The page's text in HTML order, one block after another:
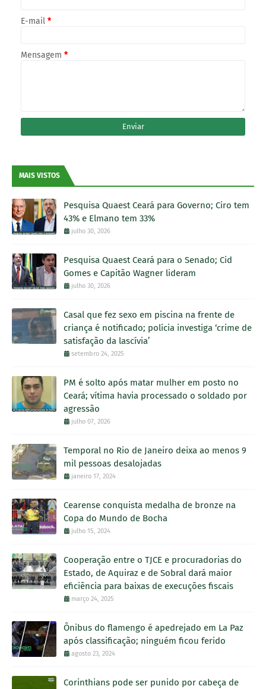
E-mail *
Mensagem *
MAIS VISTOS
Pesquisa Quaest Ceará para Governo; Ciro tem
43% e Elmano tem 33%
julho 30, 2026
Pesquisa Quaest Ceará para o Senado; Cid
Gomes e Capitão Wagner lideram
julho 30, 2026
Casal que fez sexo em piscina na frente de
criança é notificado; polícia investiga ‘crime de
satisfação da lascívia’
setembro 24, 2025
PM é solto após matar mulher em posto no
Ceará; vítima havia processado o soldado por
agressão
julho 07, 2026
Temporal no Rio de Janeiro deixa ao menos 9
mil pessoas desalojadas
janeiro 17, 2024
Cearense conquista medalha de bronze na
Copa do Mundo de Bocha
julho 15, 2024
Cooperação entre o TJCE e procuradorias do
Estado, de Aquiraz e de Sobral dará maior
eficiência para baixas de execuções fiscais
março 24, 2025
Ônibus do flamengo é apedrejado em La Paz
após classificação; ninguém ficou ferido
agosto 23, 2024
Corinthians pode ser punido por cabeça de